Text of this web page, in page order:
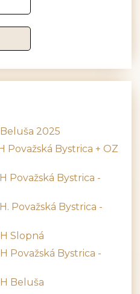
2025
Považská Bystrica + OZ
Považská Bystrica -
Považská Bystrica -
Slopná
Považská Bystrica -
Beluša